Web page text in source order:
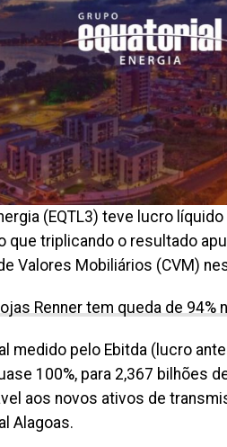
(EQTL3) teve lucro
que triplicando o resultado
Valores Mobiliários (CVM)
Renner tem queda de 94%
medido pelo Ebitda (lucro
100%, para 2,367 bilhões
aos novos ativos de
Alagoas.